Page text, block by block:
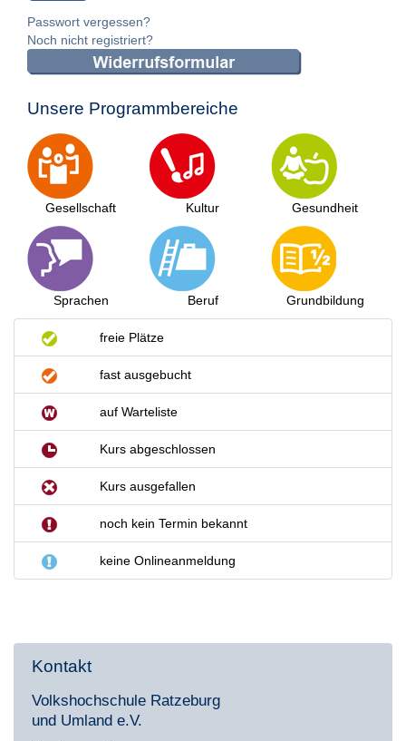
Passwort vergessen?
Noch nicht registriert?
Unsere Programmbereiche
Gesellschaft
Sprachen
Kultur
Beruf
Gesundheit
Grundbildung
freie Plätze
fast ausgebucht
auf Warteliste
Kurs abgeschlossen
Kurs ausgefallen
noch kein Termin bekannt
keine Onlineanmeldung
Kontakt
Volkshochschule Ratzeburg
und Umland e.V.